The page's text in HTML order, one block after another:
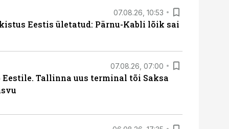
07.08.26, 10:53
Eestis ületatud: Pärnu-Kabli lõik sai
07.08.26, 07:00
Tallinna uus terminal tõi Saksa